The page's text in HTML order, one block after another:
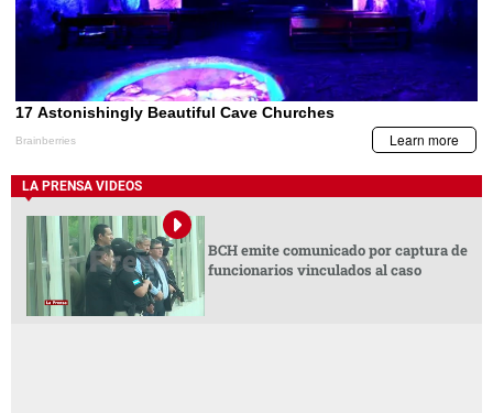
LA PRENSA VIDEOS
BCH emite comunicado por captura de
funcionarios vinculados al caso